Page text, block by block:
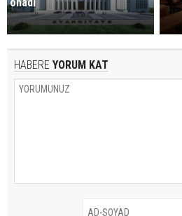
HABERE YORUM KAT